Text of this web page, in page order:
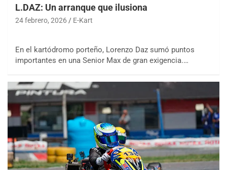
L.DAZ: Un arranque que ilusiona
24 febrero, 2026 E-Kart
En el kartódromo porteño, Lorenzo Daz sumó puntos
importantes en una Senior Max de gran exigencia.…